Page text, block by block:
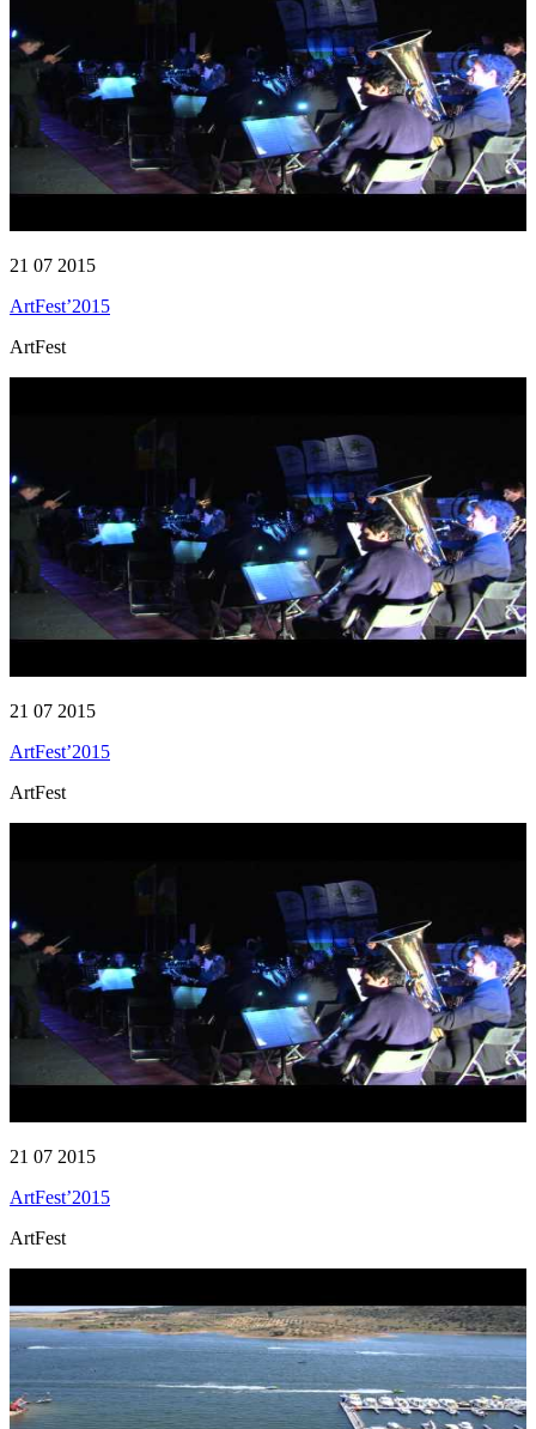
21 07 2015
ArtFest’2015
ArtFest
21 07 2015
ArtFest’2015
ArtFest
21 07 2015
ArtFest’2015
ArtFest